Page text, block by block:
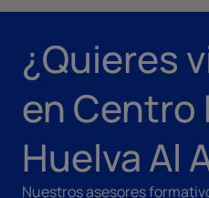
¿Quieres
en Centro
Huelva Al
Nuestros asesores